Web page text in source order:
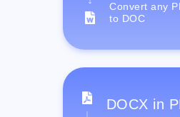
Convert any
to DOC
DOCX in